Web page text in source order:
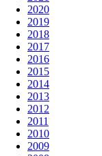
2020
2019
2018
2017
2016
2015
2014
2013
2012
2011
2010
2009